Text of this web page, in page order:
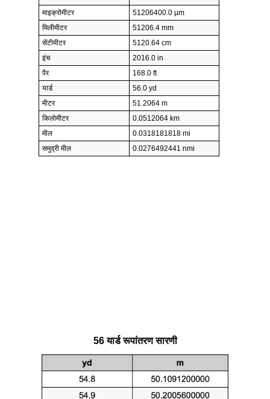
माइक्रोमीटर
51206400.0 µm
मिलीमीटर
51206.4 mm
सेंटीमीटर
5120.64 cm
इंच
2016.0 in
पैर
168.0 ft
यार्ड
56.0 yd
मीटर
51.2064 m
किलोमीटर
0.0512064 km
मील
0.0318181818 mi
समुद्री मील
0.0276492441 nmi
56 यार्ड रूपांतरण सारणी